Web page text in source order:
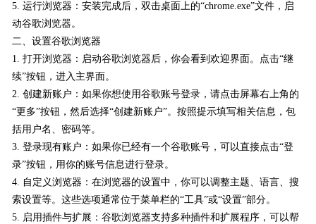
5. 运行浏览器：安装完成后，双击桌面上的“chrome.exe”文件，启
动谷歌浏览器。
二、设置谷歌浏览器
1. 打开浏览器：启动谷歌浏览器后，你会看到欢迎界面。点击“继
续”按钮，进入主界面。
2. 创建新账户：如果你想使用谷歌账号登录，请点击屏幕右上角的
“更多”按钮，然后选择“创建新账户”。按照提示填写相关信息，包
括用户名、密码等。
3. 登录现有账户：如果你已经有一个谷歌账号，可以直接点击“登
录”按钮，用你的账号信息进行登录。
4. 自定义浏览器：在浏览器的设置中，你可以调整主题、语言、搜
索设置等。这些选项通常位于菜单栏的“工具”或“设置”部分。
5. 启用插件与扩展：谷歌浏览器支持多种插件和扩展程序，可以帮